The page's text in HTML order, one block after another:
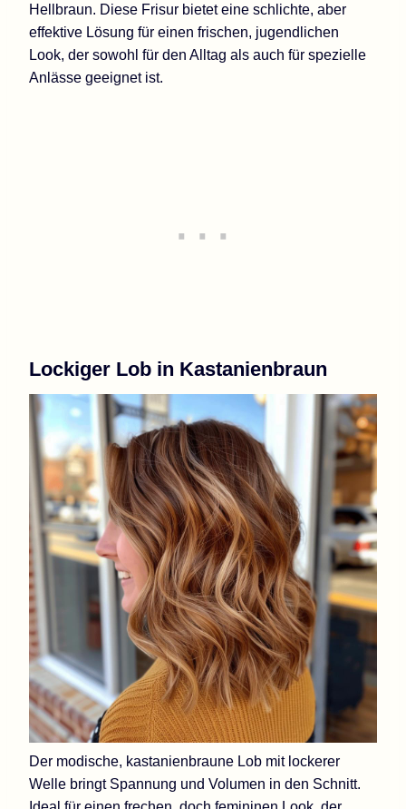
Hellbraun. Diese Frisur bietet eine schlichte, aber
effektive Lösung für einen frischen, jugendlichen
Look, der sowohl für den Alltag als auch für spezielle
Anlässe geeignet ist.
Lockiger Lob in Kastanienbraun
Der modische, kastanienbraune Lob mit lockerer
Welle bringt Spannung und Volumen in den Schnitt.